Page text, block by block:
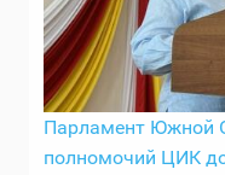
Парламент Южной
полномочий ЦИК